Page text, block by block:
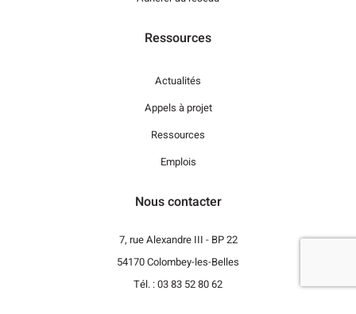
Ressources
Actualités
Appels à projet
Ressources
Emplois
Nous contacter
7, rue Alexandre III - BP 22
54170 Colombey-les-Belles
Tél. : 03 83 52 80 62